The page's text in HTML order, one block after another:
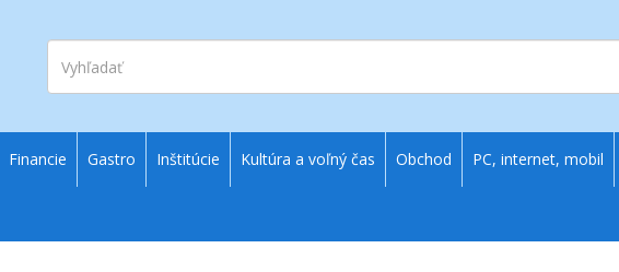
Vyhľadať
Financie Gastro Inštitúcie Kultúra a voľný čas Obchod PC, internet, mobil